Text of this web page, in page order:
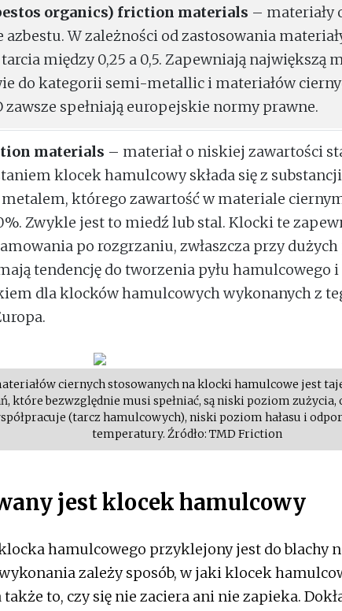
organics) friction materials – materiały
azbestu. W zależności od zastosowania
między 0,25 a 0,5. Zapewniają największą
do kategorii semi-metallic i materiałów
zawsze spełniają europejskie normy prawne.
materials – materiał o niskiej zawartości
klocek hamulcowy składa się z
metalem, którego zawartość w materiale
Zwykle jest to miedź lub stal. Klocki te
po rozgrzaniu, zwłaszcza przy dużych
tendencję do tworzenia pyłu hamulcowego
dla klocków hamulcowych wykonanych z
ciernych stosowanych na klocki hamulcowe jest
które bezwzględnie musi spełniać, są niski poziom zużycia,
(tarcz hamulcowych), niski poziom hałasu i
temperatury. Źródło: TMD Friction
jest klocek hamulcowy
hamulcowego przyklejony jest do blachy
zależy sposób, w jaki klocek
to, czy się nie zaciera ani nie zapieka.